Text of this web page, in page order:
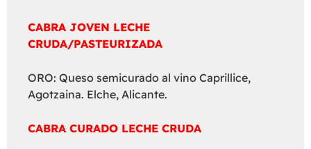
CABRA JOVEN LECHE
CRUDA/PASTEURIZADA
ORO: Queso semicurado al vino Caprillice,
Agotzaina. Elche, Alicante.
CABRA CURADO LECHE CRUDA